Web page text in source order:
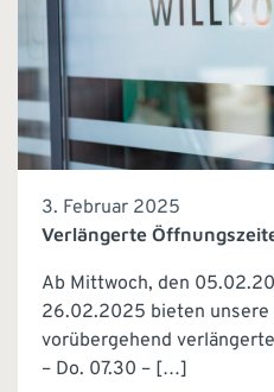
3. Februar 2025
Verlängerte
Ab Mittwoch, den
26.02.2025 bieten
vorübergehend
– Do. 07.30 – […]